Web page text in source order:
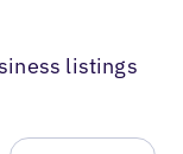
listings